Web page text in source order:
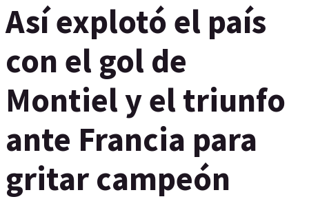
Así explotó el país
con el gol de
Montiel y el triunfo
ante Francia para
gritar campeón